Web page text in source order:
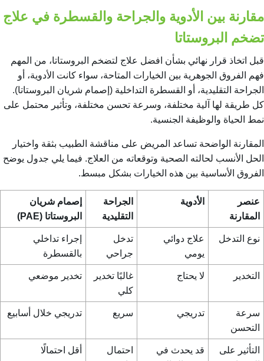
مقارنة بين الأدوية والجراحة والقسطرة في علاج
تضخم البروستاتا
قبل اتخاذ قرار نهائي بشأن افضل علاج لتضخم البروستاتا، من المهم
فهم الفروق الجوهرية بين الخيارات المتاحة، سواء كانت الأدوية، أو
الجراحة التقليدية، أو القسطرة التداخلية (إصمام شريان البروستاتا).
كل طريقة لها آلية مختلفة، وسرعة تحسن مختلفة، وتأثير محتمل على
نمط الحياة والوظيفة الجنسية.
المقارنة الواضحة تساعد المريض على مناقشة الطبيب بثقة واختيار
الحل الأنسب لحالته الصحية وتوقعاته من العلاج. فيما يلي جدول يوضح
الفروق الأساسية بين هذه الخيارات بشكل مبسط.
عنصر
المقارنة
الأدوية
الجراحة
التقليدية
إصمام شريان
البروستاتا (PAE)
نوع التدخل
علاج دوائي
يومي
تدخل
جراحي
إجراء تداخلي
بالقسطرة
التخدير لا يحتاج
غالبًا تخدير
كلي
تخدير موضعي
سرعة
التحسن
تدريجي سريع تدريجي خلال أسابيع
التأثير على
قد يحدث في
احتمال
أقل احتمالًا